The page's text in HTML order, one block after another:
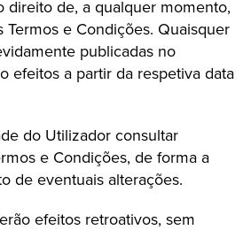
direito de, a qualquer momento,
Termos e Condições. Quaisquer
publicadas no
efeitos a partir da respetiva data
do Utilizador consultar
e Condições, de forma a
de eventuais alterações.
efeitos retroativos, sem